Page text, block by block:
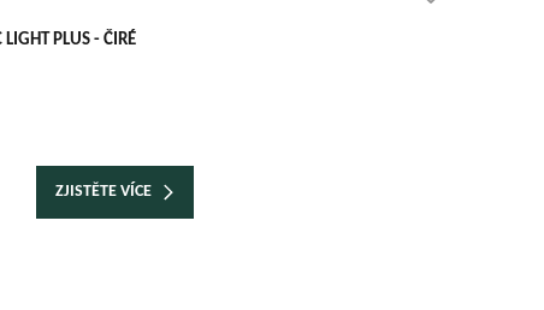
PLUS - ČIRÉ
ZJISTĚTE VÍCE